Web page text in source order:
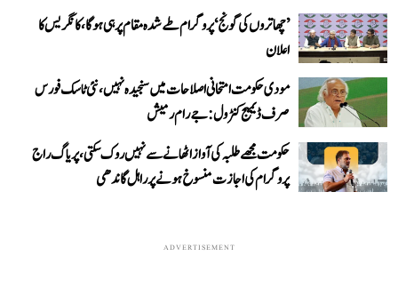
’چھاتروں کی گونج‘ پروگرام طے شدہ مقام پر ہی ہوگا، کانگریس کا
اعلان
مودی حکومت امتحانی اصلاحات میں سنجیدہ نہیں، نئی ٹاسک فورس
صرف ڈیمیج کنٹرول: جے رام رمیش
حکومت مجھے طلبہ کی آواز اٹھانے سے نہیں روک سکتی، پریاگ راج
پروگرام کی اجازت منسوخ ہونے پر راہل گاندھی
ADVERTISEMENT